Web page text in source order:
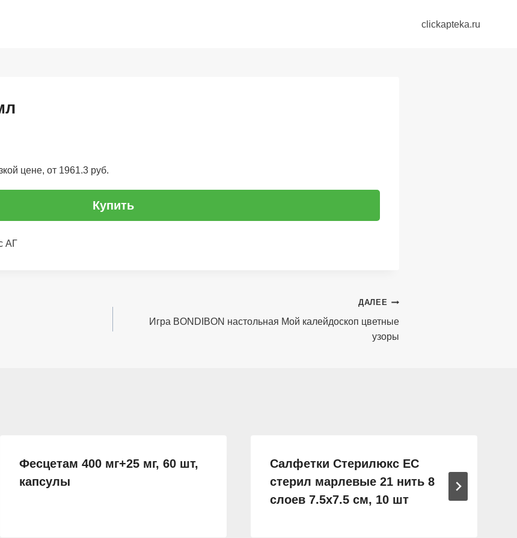
clickapteka.ru
цене, от 1961.3 руб.
Купить
АГ
ДАЛЕЕ
Игра BONDIBON настольная Мой калейдоскоп цветные
узоры
Фесцетам 400 мг+25 мг, 60 шт,
капсулы
Салфетки Стерилюкс ЕС
стерил марлевые 21 нить 8
слоев 7.5х7.5 см, 10 шт